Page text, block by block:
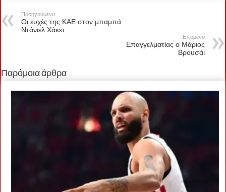
Προηγούμενο
Οι ευχές της ΚΑΕ στον μπαμπά
Ντάνιελ Χάκετ
Επόμενο
Επαγγελματίας ο Μάριος
Βρουσάι
Παρόμοια άρθρα